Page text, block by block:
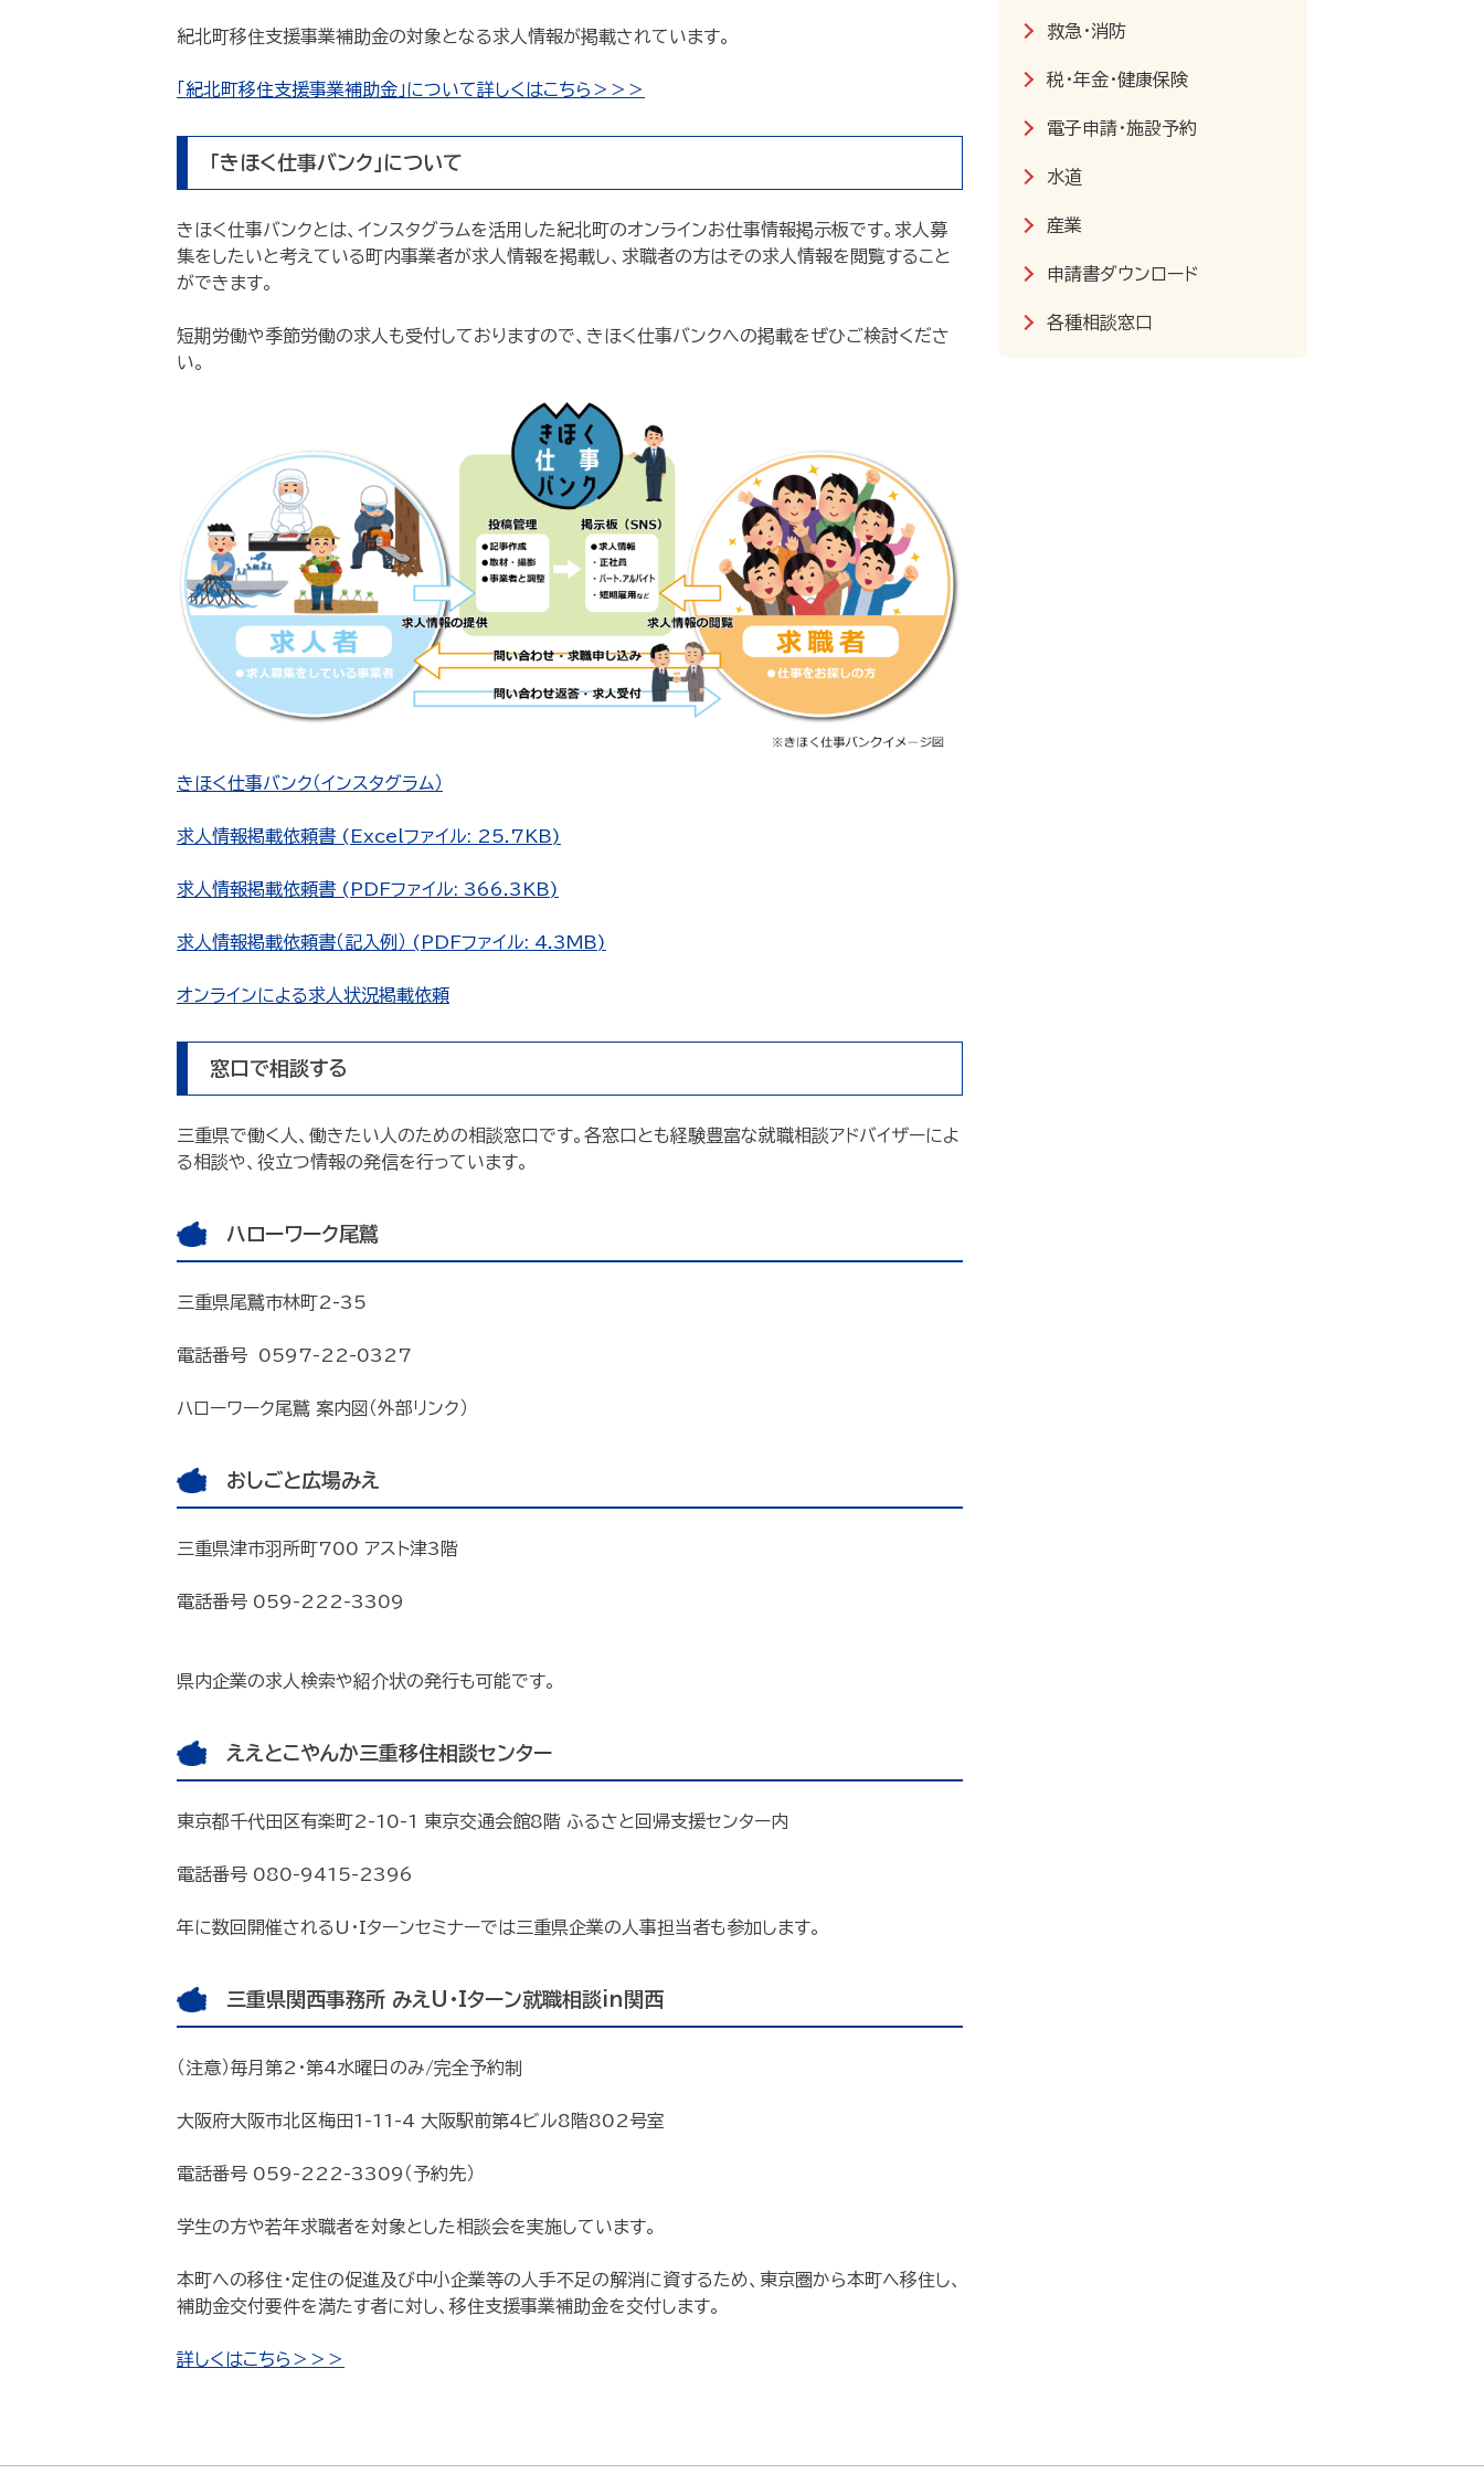
紀北町移住支援事業補助金の対象となる求人情報が掲載されています。
「紀北町移住支援事業補助金」について詳しくはこちら＞＞＞
「きほく仕事バンク」について
きほく仕事バンクとは、インスタグラムを活用した紀北町のオンラインお仕事情報掲示板です。求人募
集をしたいと考えている町内事業者が求人情報を掲載し、求職者の方はその求人情報を閲覧すること
ができます。
短期労働や季節労働の求人も受付しておりますので、きほく仕事バンクへの掲載をぜひご検討くださ
い。
きほく仕事バンク（インスタグラム）
求人情報掲載依頼書 (Excelファイル: 25.7KB)
求人情報掲載依頼書 (PDFファイル: 366.3KB)
求人情報掲載依頼書（記入例） (PDFファイル: 4.3MB)
オンラインによる求人状況掲載依頼
窓口で相談する
三重県で働く人、働きたい人のための相談窓口です。各窓口とも経験豊富な就職相談アドバイザーによ
る相談や、役立つ情報の発信を行っています。
ハローワーク尾鷲
三重県尾鷲市林町2-35
電話番号 0597-22-0327
ハローワーク尾鷲 案内図（外部リンク）
おしごと広場みえ
三重県津市羽所町700 アスト津3階
電話番号 059-222-3309
県内企業の求人検索や紹介状の発行も可能です。
ええとこやんか三重移住相談センター
東京都千代田区有楽町2-10-1 東京交通会館8階 ふるさと回帰支援センター内
電話番号 080-9415-2396
年に数回開催されるU・Iターンセミナーでは三重県企業の人事担当者も参加します。
三重県関西事務所 みえU・Iターン就職相談in関西
（注意）毎月第2・第4水曜日のみ/完全予約制
大阪府大阪市北区梅田1-11-4 大阪駅前第4ビル8階802号室
電話番号 059-222-3309（予約先）
学生の方や若年求職者を対象とした相談会を実施しています。
本町への移住・定住の促進及び中小企業等の人手不足の解消に資するため、東京圏から本町へ移住し、
補助金交付要件を満たす者に対し、移住支援事業補助金を交付します。
詳しくはこちら＞＞＞
救急・消防
税・年金・健康保険
電子申請・施設予約
水道
産業
申請書ダウンロード
各種相談窓口